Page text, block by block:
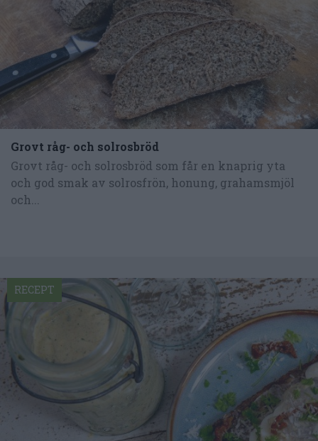
Grovt råg- och solrosbröd
Grovt råg- och solrosbröd som får en knaprig yta
och god smak av solrosfrön, honung, grahamsmjöl
och...
RECEPT